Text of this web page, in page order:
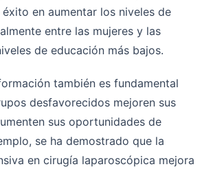
en aumentar los niveles de
entre las mujeres y las
de educación más bajos.
también es fundamental
desfavorecidos mejoren sus
sus oportunidades de
se ha demostrado que la
en cirugía laparoscópica mejora